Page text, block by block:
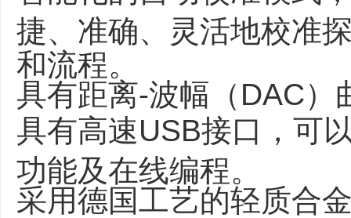
捷、准确、灵活地校准
和流程。
具有距离-波幅（DAC）
具有高速USB接口，可
功能及在线编程。
采用德国工艺的轻质合